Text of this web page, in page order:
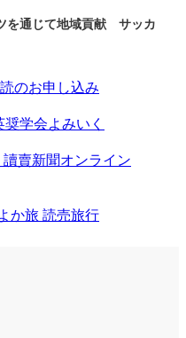
を通じて地域貢献 サッカ